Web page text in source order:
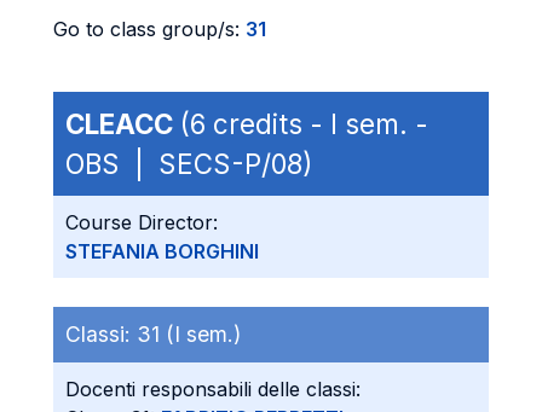
Go to class group/s: 31
CLEACC (6 credits - I sem. -
OBS | SECS-P/08)
Course Director:
STEFANIA BORGHINI
Classi: 31 (I sem.)
Docenti responsabili delle classi: